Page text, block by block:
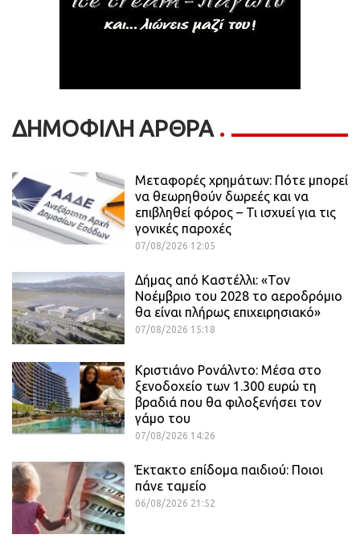
ΔΗΜΟΦΙΛΗ ΑΡΘΡΑ
Μεταφορές χρημάτων: Πότε μπορεί
να θεωρηθούν δωρεές και να
επιβληθεί φόρος – Τι ισχυεί για τις
γονικές παροχές
07/08/2026 12:05
Δήμας από Καστέλλι: «Τον
Νοέμβριο του 2028 το αεροδρόμιο
θα είναι πλήρως επιχειρησιακό»
07/08/2026 15:18
Κριστιάνο Ρονάλντο: Μέσα στο
ξενοδοχείο των 1.300 ευρώ τη
βραδιά που θα φιλοξενήσει τον
γάμο του
07/08/2026 14:26
Έκτακτο επίδομα παιδιού: Ποιοι
πάνε ταμείο
06/08/2026 21:52